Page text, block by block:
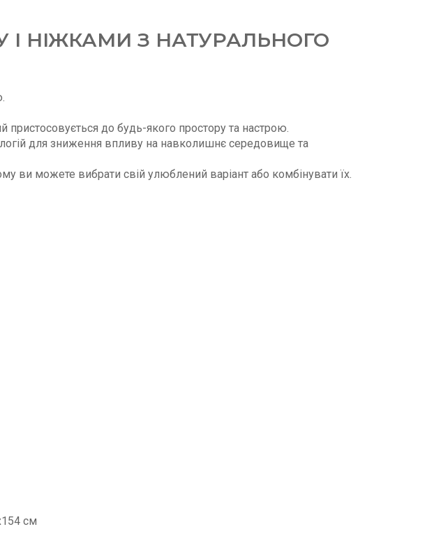
НІЖКАМИ З НАТУРАЛЬНОГО
пристосовується до будь-якого простору та настрою.
для зниження впливу на навколишнє середовище та
ви можете вибрати свій улюблений варіант або комбінувати їх.
см